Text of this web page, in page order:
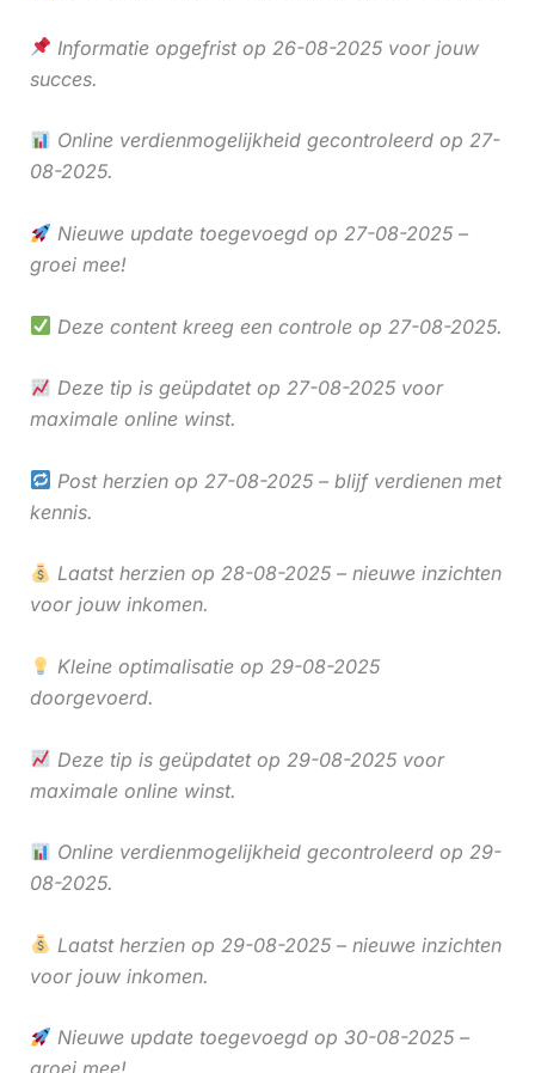
Informatie opgefrist op 26-08-2025 voor jouw
succes.
Online verdienmogelijkheid gecontroleerd op 27-
08-2025.
Nieuwe update toegevoegd op 27-08-2025 –
groei mee!
Deze content kreeg een controle op 27-08-2025.
Deze tip is geüpdatet op 27-08-2025 voor
maximale online winst.
Post herzien op 27-08-2025 – blijf verdienen met
kennis.
Laatst herzien op 28-08-2025 – nieuwe inzichten
voor jouw inkomen.
Kleine optimalisatie op 29-08-2025
doorgevoerd.
Deze tip is geüpdatet op 29-08-2025 voor
maximale online winst.
Online verdienmogelijkheid gecontroleerd op 29-
08-2025.
Laatst herzien op 29-08-2025 – nieuwe inzichten
voor jouw inkomen.
Nieuwe update toegevoegd op 30-08-2025 –